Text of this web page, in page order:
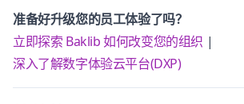
准备好升级您的员工体验了吗？
立即探索 Baklib 如何改变您的组织 |
深入了解数字体验云平台(DXP)